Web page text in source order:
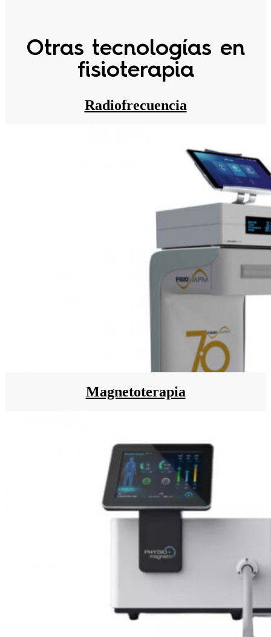
Otras tecnologías en
fisioterapia
Radiofrecuencia
Magnetoterapia